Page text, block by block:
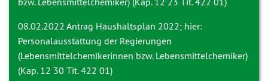
08.02.2022 Antrag Haushaltsplan 2022; hier:
Personalausstattung der Regierungen
(Lebensmittelchemikerinnen bzw. Lebensmittelchemiker)
(Kap. 12 30 Tit. 422 01)